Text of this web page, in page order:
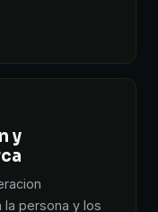
y
persona y los